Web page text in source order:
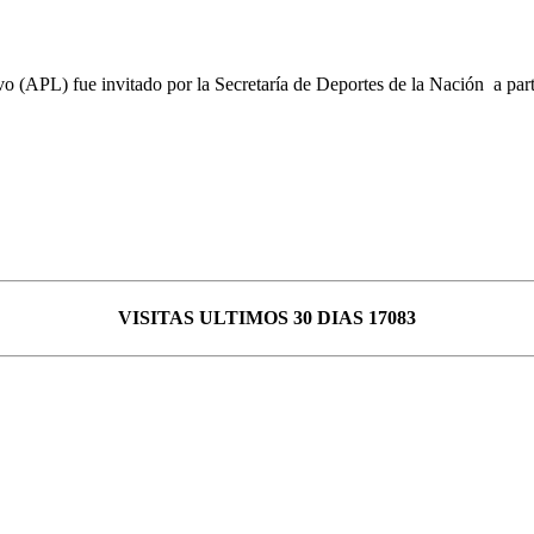
(APL) fue invitado por la Secretaría de Deportes de la Nación a
VISITAS ULTIMOS 30 DIAS 17083